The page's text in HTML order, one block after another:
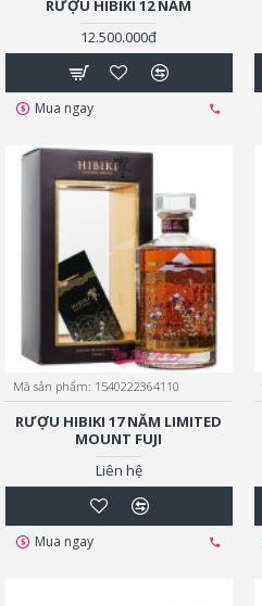
RƯỢU HIBIKI 12 NĂM
12.500.000đ
Mua ngay
Mã sản phẩm: 1540222364110
RƯỢU HIBIKI 17 NĂM LIMITED
MOUNT FUJI
Liên hệ
Mua ngay